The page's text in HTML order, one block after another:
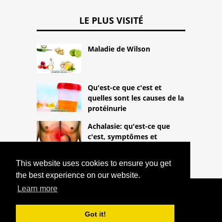
This website uses cookies to ensure you get
the best experience on our website.
Learn more
Got it!
LE PLUS VISITÉ
Maladie de Wilson
Qu'est-ce que c'est et
quelles sont les causes de la
protéinurie
Achalasie: qu'est-ce que
c'est, symptômes et
HTTPS://THELIGHTLIFEBLOG.COM
CAUSES ET TRAITEMENTS POUR LA